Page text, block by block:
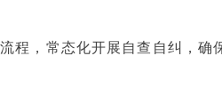
，常态化开展自查自纠，确